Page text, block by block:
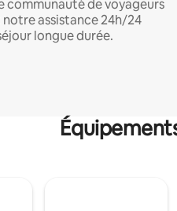
communauté de voyageurs
assistance 24h/24
longue durée.